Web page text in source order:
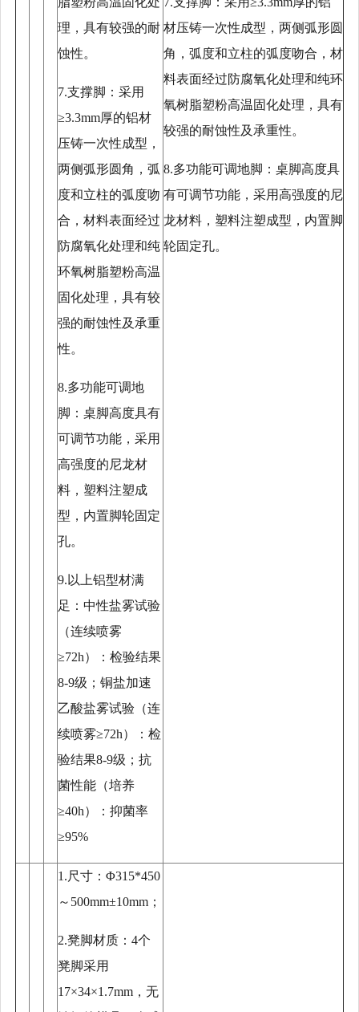
理，具有较强的耐
蚀性。
7.支撑脚：采用
≥3.3mm厚的铝材
压铸一次性成型，
两侧弧形圆角，弧
度和立柱的弧度吻
合，材料表面经过
防腐氧化处理和纯
环氧树脂塑粉高温
固化处理，具有较
强的耐蚀性及承重
性。
8.多功能可调地
脚：桌脚高度具有
可调节功能，采用
高强度的尼龙材
料，塑料注塑成
型，内置脚轮固定
孔。
9.以上铝型材满
足：中性盐雾试验
（连续喷雾
≥72h）：检验结果
8-9级；铜盐加速
乙酸盐雾试验（连
续喷雾≥72h）：检
验结果8-9级；抗
菌性能（培养
≥40h）：抑菌率
≥95%
材压铸一次性成型，两侧弧形圆
角，弧度和立柱的弧度吻合，材
料表面经过防腐氧化处理和纯环
氧树脂塑粉高温固化处理，具有
较强的耐蚀性及承重性。
8.多功能可调地脚：桌脚高度具
有可调节功能，采用高强度的尼
龙材料，塑料注塑成型，内置脚
轮固定孔。
1.尺寸：Φ315*450
～500mm±10mm；
2.凳脚材质：4个
凳脚采用
17×34×1.7mm，无